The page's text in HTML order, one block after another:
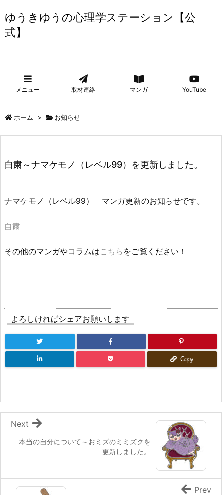
ゆうきゆうの心理学ステーション【公
式】
メニュー 取材連絡 マンガ YouTube
ホーム > お知らせ
自粛～ナマケモノ（レベル99）を更新しました。
ナマケモノ（レベル99） マンガ更新のお知らせです。
自粛
その他のマンガやコラムはこちら をご覧ください！
よろしければシェアお願いします
Copy
本当の自分について～おミズのミミズクを
更新しました。
Next
Prev